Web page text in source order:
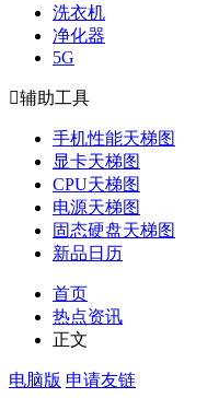
洗衣机
净化器
5G
辅助工具
手机性能天梯图
显卡天梯图
CPU天梯图
电源天梯图
固态硬盘天梯图
新品日历
首页
热点资讯
正文
电脑版 申请友链